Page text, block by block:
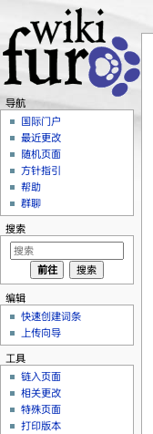
导航
国际门户
最近更改
随机页面
方针指引
帮助
群聊
搜索
编辑
快速创建词条
上传向导
工具
链入页面
相关更改
特殊页面
打印版本